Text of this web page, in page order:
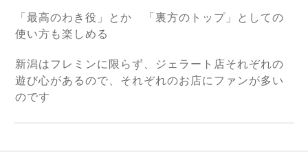
「最高のわき役」とか 「裏方のトップ」としての
使い方も楽しめる
新潟はフレミンに限らず、ジェラート店それぞれの
遊び心があるので、それぞれのお店にファンが多い
のです